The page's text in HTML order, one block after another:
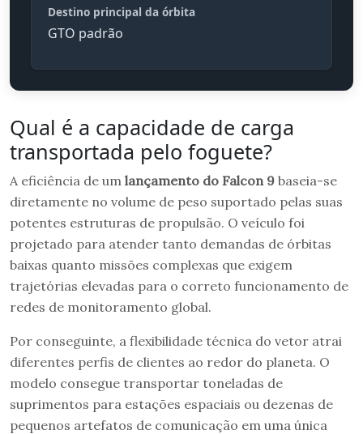
Destino principal da órbita
GTO padrão
Qual é a capacidade de carga
transportada pelo foguete?
A eficiência de um lançamento do Falcon 9 baseia-se
diretamente no volume de peso suportado pelas suas
potentes estruturas de propulsão. O veículo foi
projetado para atender tanto demandas de órbitas
baixas quanto missões complexas que exigem
trajetórias elevadas para o correto funcionamento de
redes de monitoramento global.
Por conseguinte, a flexibilidade técnica do vetor atrai
diferentes perfis de clientes ao redor do planeta. O
modelo consegue transportar toneladas de
suprimentos para estações espaciais ou dezenas de
pequenos artefatos de comunicação em uma única